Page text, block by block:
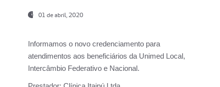
01 de abril, 2020
Informamos o novo credenciamento para
atendimentos aos beneficiários da Unimed Local,
Intercâmbio Federativo e Nacional.